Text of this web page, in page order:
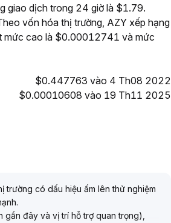
giao dịch trong 24 giờ là $1.79.
vốn hóa thị trường, AZY xếp hạng
mức cao là $0.00012741 và mức
$0.447763 vào 4 Th08 2022
$0.00010608 vào 19 Th11 2025
trường có dấu hiệu ấm lên thử nghiệm
.
đây và vị trí hỗ trợ quan trọng),